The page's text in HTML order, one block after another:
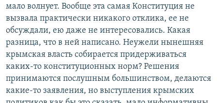
мало волнует. Вообще эта самая Конституция не
вызвала практически никакого отклика, ее не
обсуждали, ею даже не интересовались. Какая
разница, что в ней написано. Неужели нынешняя
крымская власть собирается придерживаться
каких-то конституционных норм? Решения
принимаются послушным большинством, делаются
какие-то заявления, но выступления крымских